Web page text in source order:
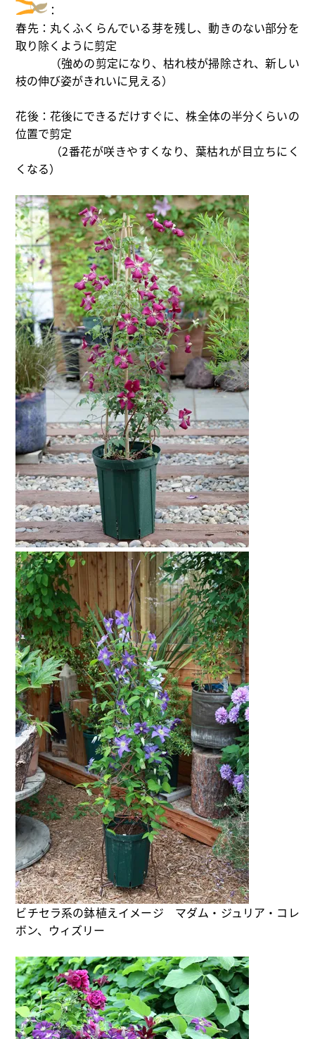
：
春先：丸くふくらんでいる芽を残し、動きのない部分を
取り除くように剪定
（強めの剪定になり、枯れ枝が掃除され、新しい
枝の伸び姿がきれいに見える）
花後：花後にできるだけすぐに、株全体の半分くらいの
位置で剪定
（2番花が咲きやすくなり、葉枯れが目立ちにく
くなる）
ビチセラ系の鉢植えイメージ マダム・ジュリア・コレ
ボン、ウィズリー